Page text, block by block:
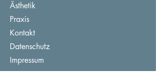
Ästhetik
Praxis
Kontakt
Datenschutz
Impressum